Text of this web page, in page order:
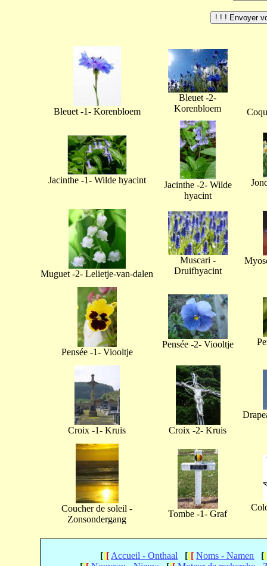
Bleuet -1- Korenbloem
Bleuet -2-
Korenbloem
Jacinthe -1- Wilde hyacint
Jacinthe -2- Wilde
hyacint
Muguet -2- Lelietje-van-dalen
Muscari -
Druifhyacint
Pensée -1- Viooltje
Pensée -2- Viooltje
Croix -1- Kruis Croix -2- Kruis
Coucher de soleil -
Zonsondergang
Tombe -1- Graf
[[[ Accueil - Onthaal [[[ Noms - Namen [[